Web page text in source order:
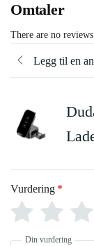
Omtaler
There are no
Legg til en
Vurdering *
Din vurdering